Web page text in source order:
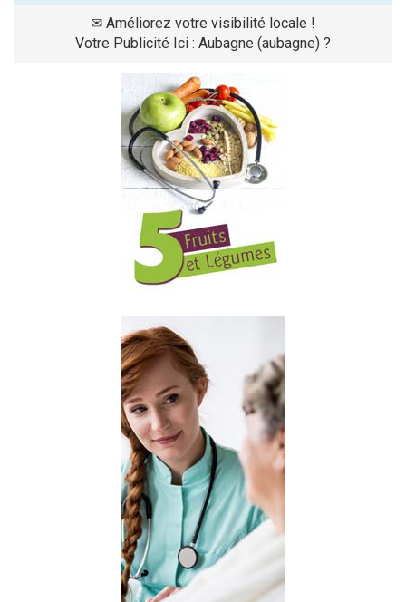
✉ Améliorez votre visibilité locale !
Votre Publicité Ici : Aubagne (aubagne) ?